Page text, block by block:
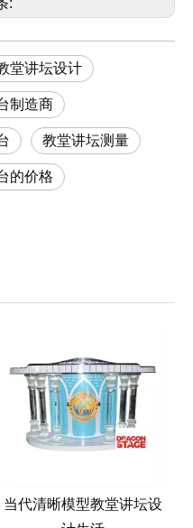
:
堂讲坛设计
制造商
教堂讲坛测量
的价格
当代清晰模型教堂讲坛设